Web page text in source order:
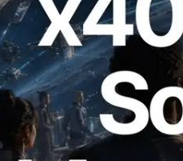
RPC'yi
ihtiyaç
anında ödeme